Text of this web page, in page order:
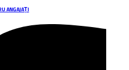
ANGAJAȚI